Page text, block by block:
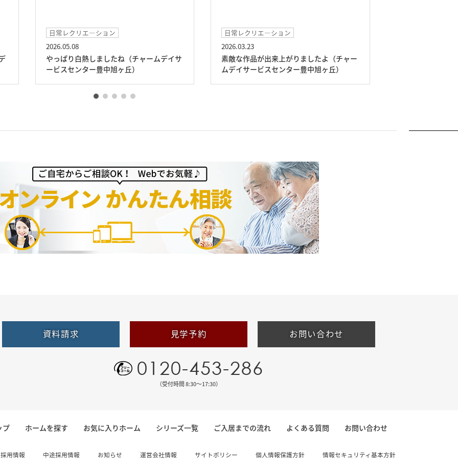
日常レクリエ―ション
2026.05.08
やっぱり白熱しましたね（チャームデイサ
ービスセンター豊中旭ヶ丘）
日常レクリエ―ション
2026.03.23
素敵な作品が出来上がりましたよ（チャー
ムデイサービスセンター豊中旭ヶ丘）
資料請求 見学予約 お問い合わせ
0120-453-286
（受付時間 8:30〜17:30）
プ ホームを探す お気に入りホーム シリーズ一覧 ご入居までの流れ よくある質問 お問い合わせ
用情報 中途採用情報 お知らせ 運営会社情報 サイトポリシー 個人情報保護方針 情報セキュリティ基本方針